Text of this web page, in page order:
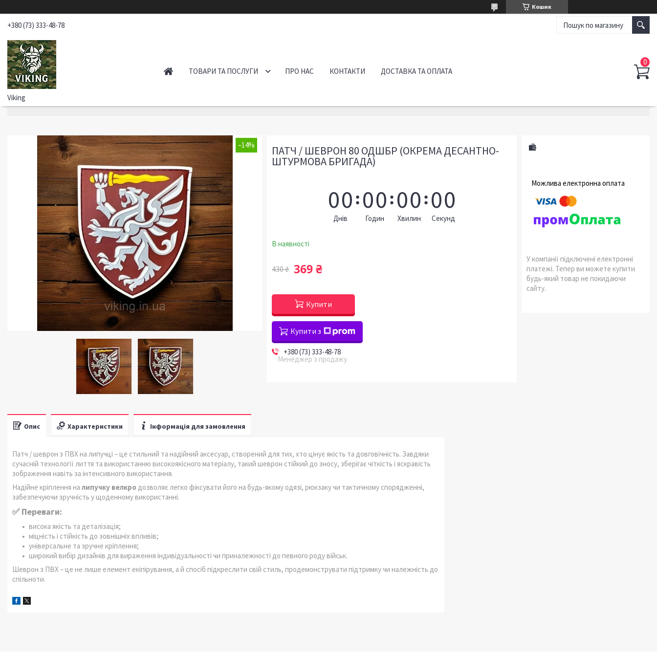
Кошик
+380 (73) 333-48-78
Viking
ТОВАРИ ТА ПОСЛУГИ ПРО НАС КОНТАКТИ ДОСТАВКА ТА ОПЛАТА
–14% ПАТЧ / ШЕВРОН 80 ОДШБР (ОКРЕМА ДЕСАНТНО-
ШТУРМОВА БРИГАДА)
00
Днів
00
Годин
00
Хвилин
00
Секунд
В наявності
430 ₴ 369 ₴
Купити
Купити з
+380 (73) 333-48-78
Менеджер з продажу
У компанії підключені електронні
платежі. Тепер ви можете купити
будь-який товар не покидаючи
сайту.
Опис Характеристики Інформація для замовлення
Патч / шеврон з ПВХ на липучці – це стильний та надійний аксесуар, створений для тих, хто цінує якість та довговічність. Завдяки
сучасній технології лиття та використанню високоякісного матеріалу, такий шеврон стійкий до зносу, зберігає чіткість і яскравість
зображення навіть за інтенсивного використання.
Надійне кріплення налипучку велкро дозволяє легко фіксувати його на будь-якому одязі, рюкзаку чи тактичному спорядженні,
забезпечуючи зручність у щоденному використанні.
✅ Переваги:
висока якість та деталізація;
міцність і стійкість до зовнішніх впливів;
універсальне та зручне кріплення;
широкий вибір дизайнів для вираження індивідуальності чи приналежності до певного роду військ.
Шеврон з ПВХ – це не лише елемент екіпірування, а й спосіб підкреслити свій стиль, продемонструвати підтримку чи належність до
спільноти.